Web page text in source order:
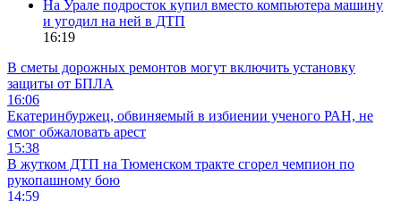
На Урале подросток купил вместо компьютера машину
и угодил на ней в ДТП
16:19
В сметы дорожных ремонтов могут включить установку
защиты от БПЛА
16:06
Екатеринбуржец, обвиняемый в избиении ученого РАН, не
смог обжаловать арест
15:38
В жутком ДТП на Тюменском тракте сгорел чемпион по
рукопашному бою
14:59